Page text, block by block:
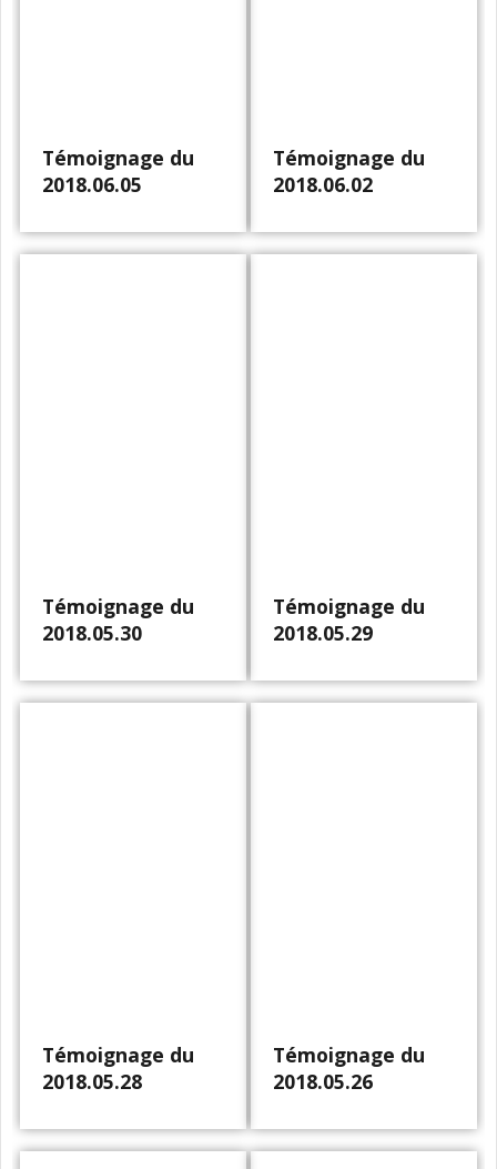
Témoignage du
2018.06.05
Témoignage du
2018.06.02
Témoignage du
2018.05.30
Témoignage du
2018.05.29
Témoignage du
2018.05.28
Témoignage du
2018.05.26